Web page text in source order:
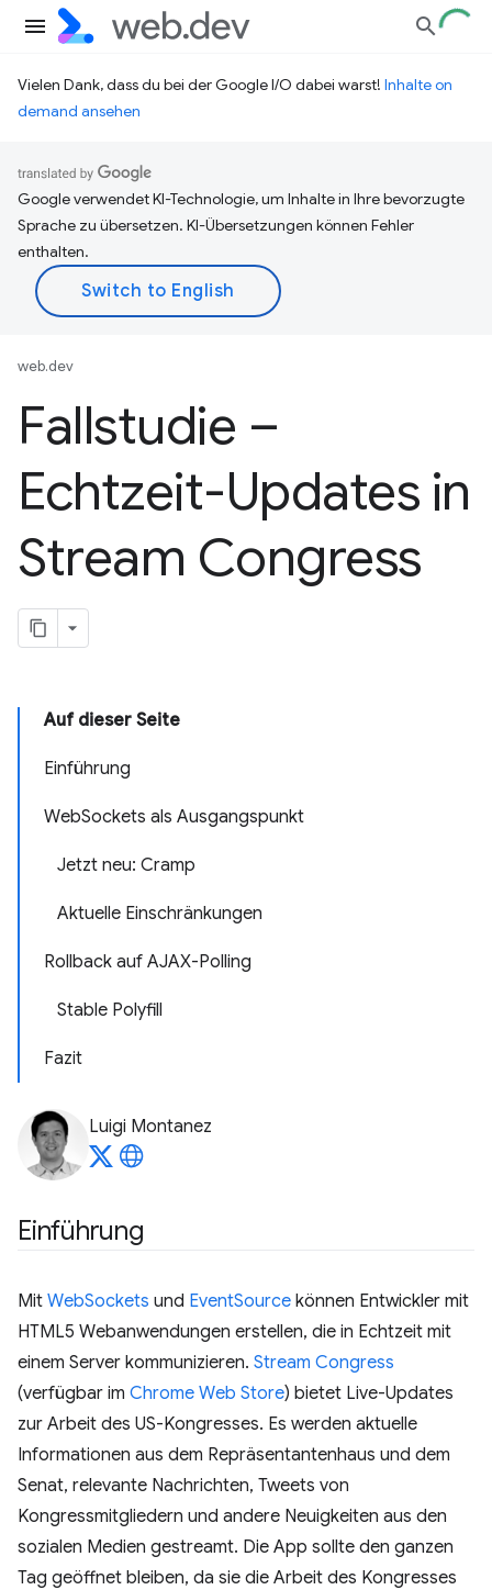
Vielen Dank, dass du bei der Google I/O dabei warst! Inhalte on
demand ansehen
Google verwendet KI-Technologie, um Inhalte in Ihre bevorzugte
Sprache zu übersetzen. KI-Übersetzungen können Fehler
enthalten.
web.dev
Fallstudie –
Echtzeit-Updates in
Stream Congress
Auf dieser Seite
Einführung
WebSockets als Ausgangspunkt
Jetzt neu: Cramp
Aktuelle Einschränkungen
Rollback auf AJAX-Polling
Stable Polyfill
Fazit
Luigi Montanez
Einführung
Mit WebSockets und EventSource können Entwickler mit
HTML5 Webanwendungen erstellen, die in Echtzeit mit
einem Server kommunizieren. Stream Congress
(verfügbar im Chrome Web Store) bietet Live-Updates
zur Arbeit des US-Kongresses. Es werden aktuelle
Informationen aus dem Repräsentantenhaus und dem
Senat, relevante Nachrichten, Tweets von
Kongressmitgliedern und andere Neuigkeiten aus den
sozialen Medien gestreamt. Die App sollte den ganzen
Tag geöffnet bleiben, da sie die Arbeit des Kongresses